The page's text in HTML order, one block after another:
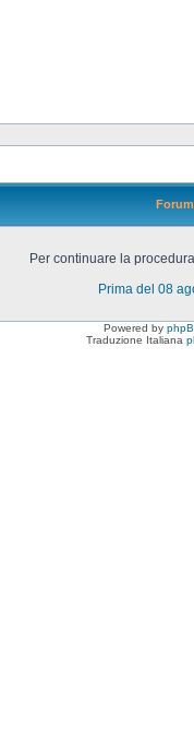
Per continuare la
Prima del 08
Powered by
Traduzione Italiana